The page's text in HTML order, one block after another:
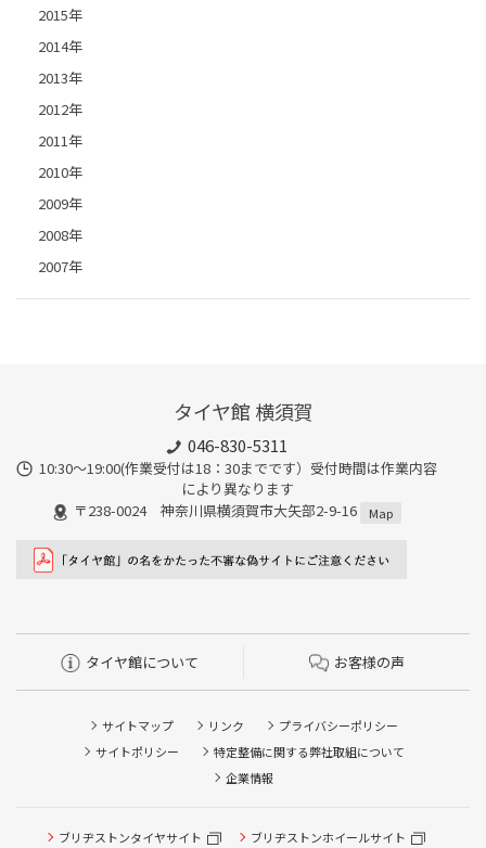
2015年
2014年
2013年
2012年
2011年
2010年
2009年
2008年
2007年
タイヤ館 横須賀
046-830-5311
10:30～19:00(作業受付は18：30までです）受付時間は作業内容
により異なります
〒238-0024 神奈川県横須賀市大矢部2-9-16
Map
タイヤ館について お客様の声
サイトマップ リンク
プライバシーポリシー
サイトポリシー
特定整備に関する弊社取組について
企業情報
ブリヂストンタイヤサイト ブリヂストンホイールサイト
タイヤ点検・安全点検/タイヤ履き替え/オイル交換/その他